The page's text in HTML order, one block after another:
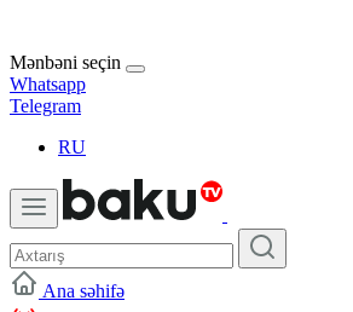
Mənbəni seçin
Whatsapp
Telegram
RU
Ana səhifə